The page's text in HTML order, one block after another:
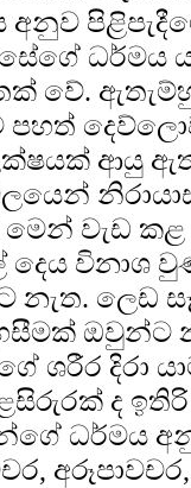
අනුව
ධර්මය
වේ.
පහත්
ආයු
වැඩ කළ
දෙය විනාශ
නැත. ලෙඩ
ඔවුන්ට
ශරීර දිරා
ද
ධර්මය